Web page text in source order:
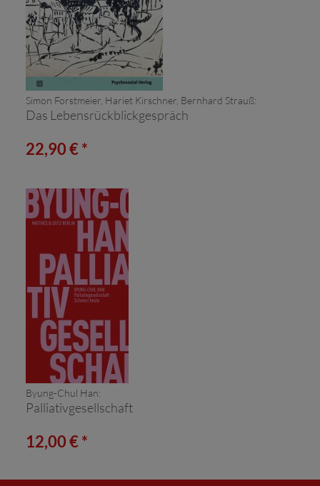
Simon Forstmeier, Hariet Kirschner, Bernhard Strauß:
Das Lebensrückblickgespräch
22,90 € *
Byung-Chul Han:
Palliativgesellschaft
12,00 € *